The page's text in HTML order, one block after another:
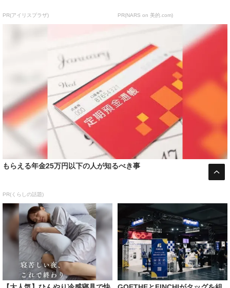
PR(アイリスプラザ) PR(NARS on 美的.com)
もらえる年金25万円以下の人が知るべき事
PR(くらしの話題)